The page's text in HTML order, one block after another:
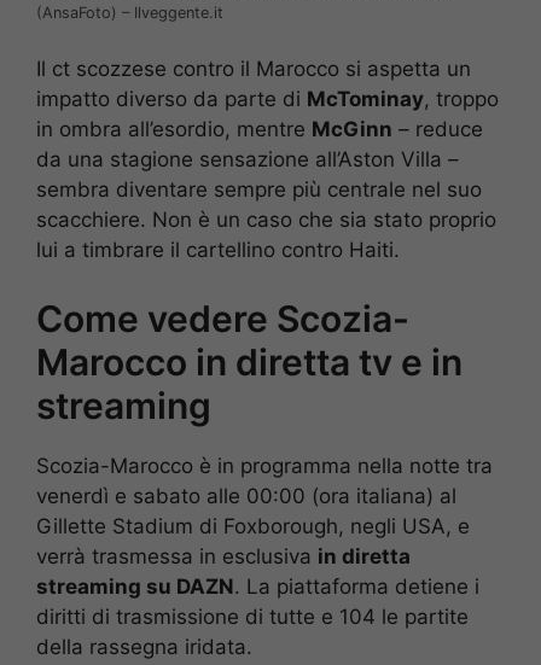
(AnsaFoto) – Ilveggente.it
Il ct scozzese contro il Marocco si aspetta un
impatto diverso da parte di McTominay, troppo
in ombra all’esordio, mentre McGinn – reduce
da una stagione sensazione all’Aston Villa –
sembra diventare sempre più centrale nel suo
scacchiere. Non è un caso che sia stato proprio
lui a timbrare il cartellino contro Haiti.
Come vedere Scozia-
Marocco in diretta tv e in
streaming
Scozia-Marocco è in programma nella notte tra
venerdì e sabato alle 00:00 (ora italiana) al
Gillette Stadium di Foxborough, negli USA, e
verrà trasmessa in esclusiva in diretta
streaming su DAZN. La piattaforma detiene i
diritti di trasmissione di tutte e 104 le partite
della rassegna iridata.